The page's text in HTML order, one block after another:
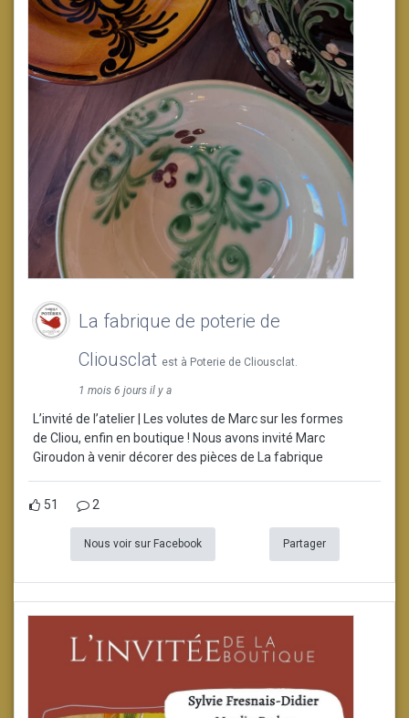
La fabrique de poterie de
Cliousclat est à Poterie de Cliousclat.
1 mois 6 jours il y a
L’invité de l’atelier | Les volutes de Marc sur les formes
de Cliou, enfin en boutique ! Nous avons invité Marc
Giroudon à venir décorer des pièces de La fabrique
51 2
Nous voir sur Facebook Partager